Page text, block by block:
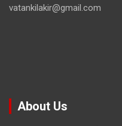
vatankilakir@gmail.com
About Us